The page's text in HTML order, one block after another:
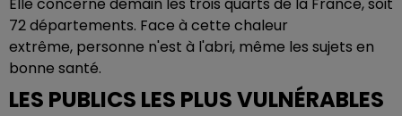
Elle concerne demain les trois quarts de la France, soit
72 départements. Face à cette chaleur
extrême, personne n'est à l'abri, même les sujets en
bonne santé.
LES PUBLICS LES PLUS VULNÉRABLES